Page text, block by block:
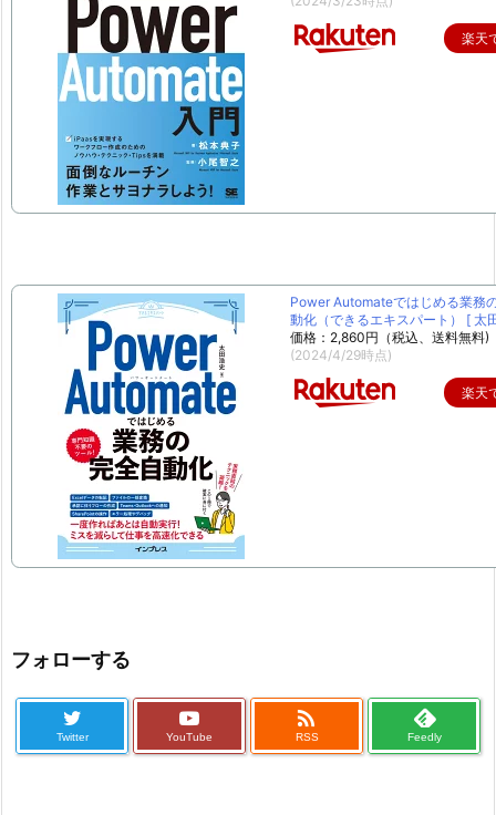
楽天
Power Automateではじめる業務
動化（できるエキスパート） [ 太
価格：2,860円（税込、送料無料)
(2024/4/29時点)
楽天
フォローする
Twitter YouTube

RSS Feedly